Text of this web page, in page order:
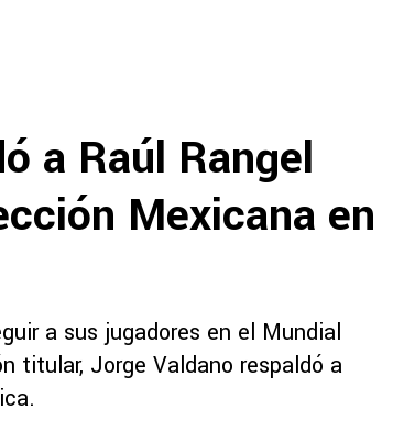
a Raúl Rangel
Mexicana en
a sus jugadores en el Mundial
titular, Jorge Valdano respaldó a